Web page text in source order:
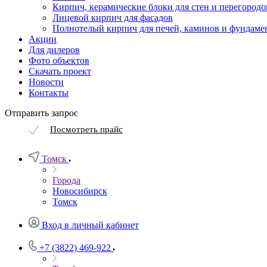
Кирпич, керамические блоки для стен и
Лицевой кирпич для фасадов
Полнотелый кирпич для печей, каминов и
Акции
Для дилеров
Фото объектов
Скачать проект
Новости
Контакты
Отправить запрос
Посмотреть прайс
Томск
Города
Новосибирск
Томск
Вход в личный кабинет
+7 (3822) 469-922